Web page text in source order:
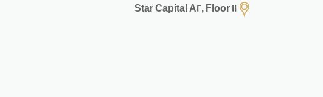
Star Capital A2, Floor 11